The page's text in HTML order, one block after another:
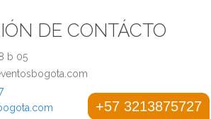
DE CONTÁCTO
b 05
+57 3213875727